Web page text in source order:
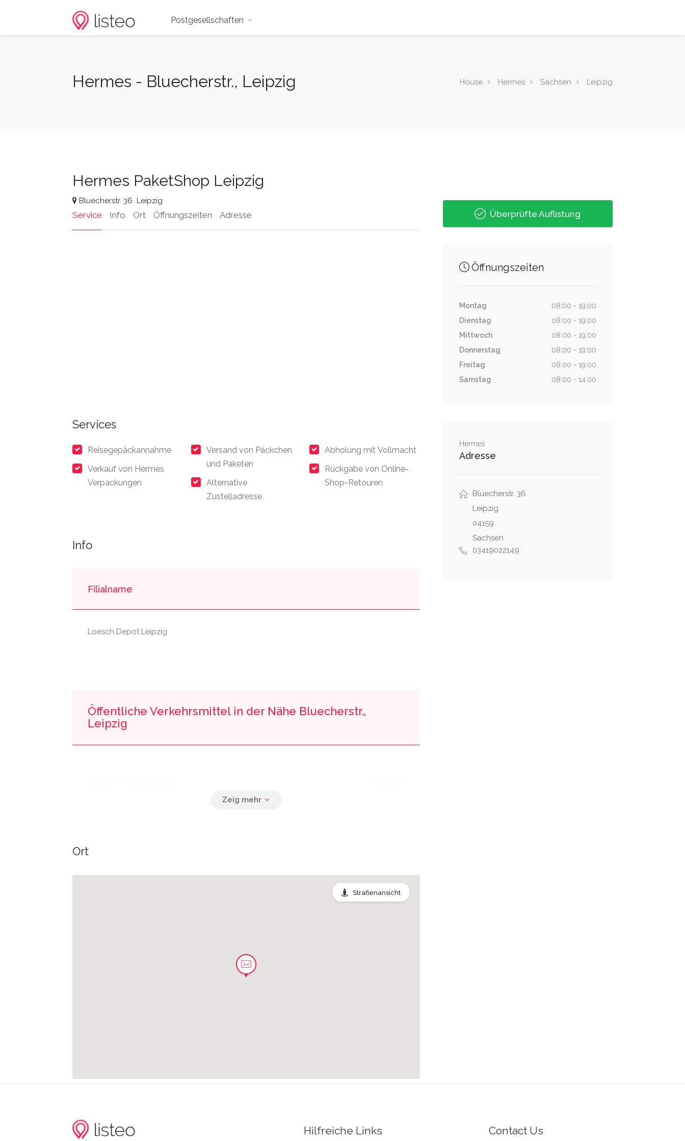
Postgesellschaften
Hermes - Bluecherstr., Leipzig House Hermes Sachsen Leipzig
Hermes PaketShop Leipzig
Bluecherstr. 36 Leipzig
Service Info Ort Öffnungszeiten Adresse
Services
Reisegepäckannahme
Verkauf von Hermes
Verpackungen
Versand von Päckchen
und Paketen
Alternative
Zustelladresse
Abholung mit Vollmacht
Rückgabe von Online-
Shop-Retouren
Info
Filialname
Loesch Depot Leipzig
Öffentliche Verkehrsmittel in der Nähe Bluecherstr.,
Leipzig
Leipzig Olbrichtstraße 0.07 km
Ort
Straßenansicht
Überprüfte Auflistung
Öffnungszeiten
Montag
08:00 - 19:00
Dienstag
08:00 - 19:00
Mittwoch
08:00 - 19:00
Donnerstag
08:00 - 19:00
Freitag
08:00 - 19:00
Samstag
08:00 - 14:00
Hermes
Adresse
Bluecherstr. 36
Leipzig
04159
Sachsen
03419022149
Hilfreiche Links Contact Us